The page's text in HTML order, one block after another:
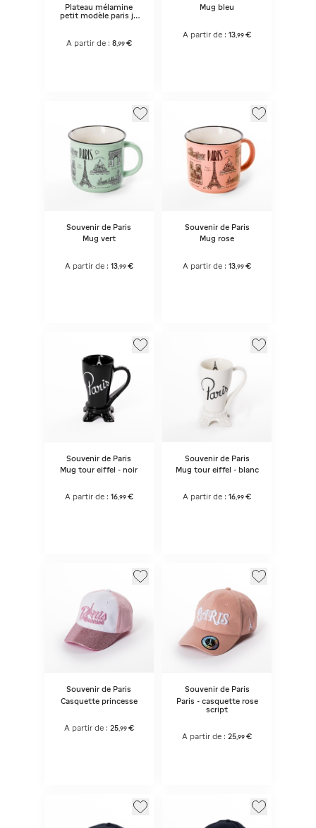
Plateau mélamine
petit modèle paris je
A partir de : 8, 99 €
Mug bleu
A partir de :13 ,99 €
Souvenir de Paris
Mug vert
A partir de : 13, 99 €
Souvenir de Paris
Mug rose
A partir de :13 ,99 €
Souvenir de Paris
Mug tour eiffel - noir
A partir de : 16,99 €
Souvenir de Paris
Mug tour eiffel - blanc
A partir de :16,99 €
Souvenir de Paris
Casquette princesse
A partir de : 25,99 €
Souvenir de Paris
Paris - casquette rose
script
A partir de :25,99 €